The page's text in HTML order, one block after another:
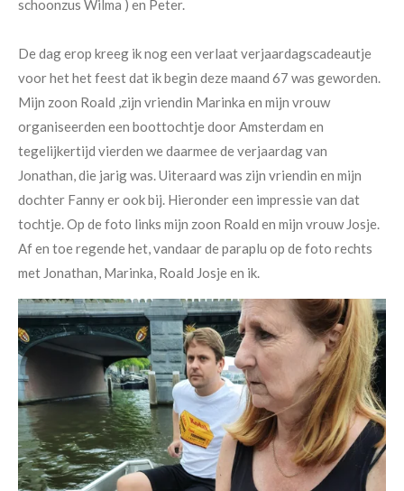
schoonzus Wilma ) en Peter.
De dag erop kreeg ik nog een verlaat verjaardagscadeautje
voor het het feest dat ik begin deze maand 67 was geworden.
Mijn zoon Roald ,zijn vriendin Marinka en mijn vrouw
organiseerden een boottochtje door Amsterdam en
tegelijkertijd vierden we daarmee de verjaardag van
Jonathan, die jarig was. Uiteraard was zijn vriendin en mijn
dochter Fanny er ook bij. Hieronder een impressie van dat
tochtje. Op de foto links mijn zoon Roald en mijn vrouw Josje.
Af en toe regende het, vandaar de paraplu op de foto rechts
met Jonathan, Marinka, Roald Josje en ik.